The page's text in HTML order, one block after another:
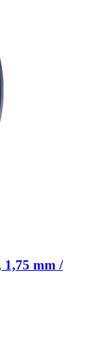
1,75 mm /